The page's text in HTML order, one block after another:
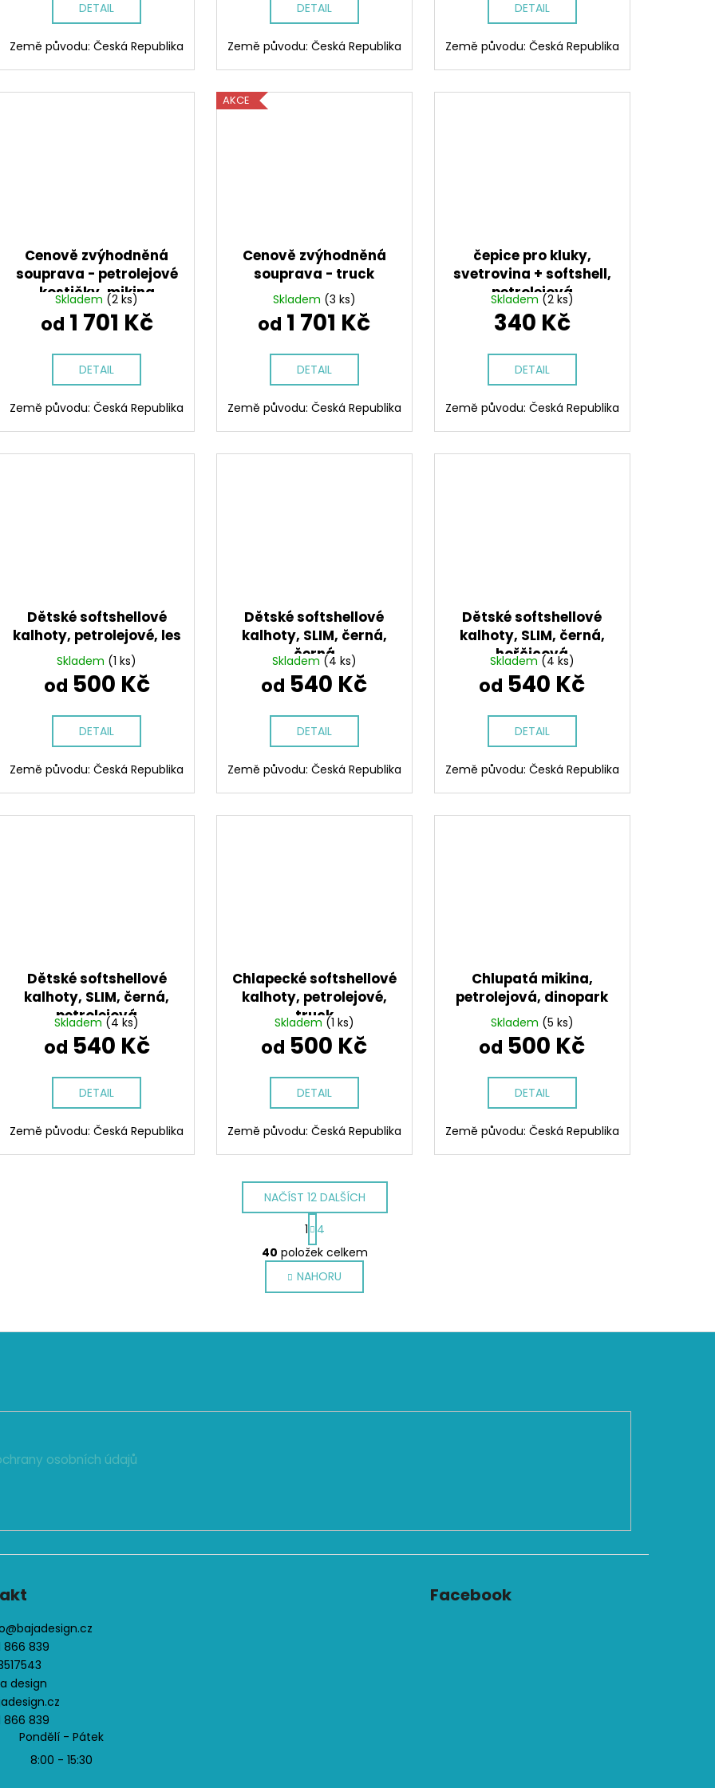
DETAIL
Země původu: Česká Republika
DETAIL
Země původu: Česká Republika
DETAIL
Země původu: Česká Republika
Cenově zvýhodněná
souprava - petrolejové
kostičky, mikina
technik
Skladem (2 ks)
od 1 701 Kč
DETAIL
Země původu: Česká Republika
AKCE
Cenově zvýhodněná
souprava - truck
Skladem (3 ks)
od 1 701 Kč
DETAIL
Země původu: Česká Republika
čepice pro kluky,
svetrovina + softshell,
petrolejová
Skladem (2 ks)
340 Kč
DETAIL
Země původu: Česká Republika
Dětské softshellové
kalhoty, petrolejové, les
Skladem (1 ks)
od 500 Kč
DETAIL
Země původu: Česká Republika
Dětské softshellové
kalhoty, SLIM, černá,
černá
Skladem (4 ks)
od 540 Kč
DETAIL
Země původu: Česká Republika
Dětské softshellové
kalhoty, SLIM, černá,
hořčicová
Skladem (4 ks)
od 540 Kč
DETAIL
Země původu: Česká Republika
Dětské softshellové
kalhoty, SLIM, černá,
petrolejová
Skladem (4 ks)
od 540 Kč
DETAIL
Země původu: Česká Republika
Chlapecké softshellové
kalhoty, petrolejové,
truck
Skladem (1 ks)
od 500 Kč
DETAIL
Země původu: Česká Republika
Chlupatá mikina,
petrolejová, dinopark
Skladem (5 ks)
od 500 Kč
DETAIL
Země původu: Česká Republika
O
v
l
á
a
i
u
NAČÍST 12 DALŠÍCH
S
t
r
á
n
k
1
4
40 položek celkem
NAHORU
osobních údajů
@bajadesign.cz
866 839
design
866 839
Pondělí - Pátek
8:00 - 15:30
Facebook